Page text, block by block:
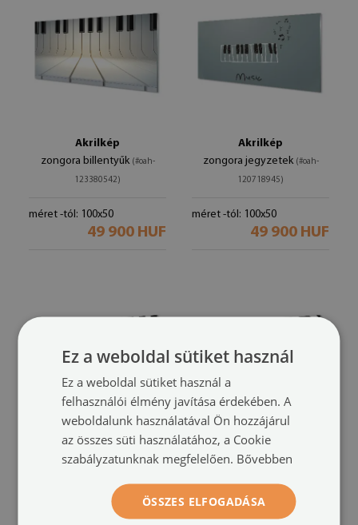
Akrilkép
zongora billentyűk (#oah-
123380542)
méret -tól: 100x50
49 900 HUF
Akrilkép
zongora jegyzetek (#oah-
120718945)
méret -tól: 100x50
49 900 HUF
Akrilkép
Geometriai zebra csíkos
Akrilkép
zebra csíkos(#oah-108704120)
méret -tól: 100x50
49 900 HUF
Ez a weboldal sütiket használ
Ez a weboldal sütiket használ a
felhasználói élmény javítása érdekében. A
weboldalunk használatával Ön hozzájárul
az összes süti használatához, a Cookie
szabályzatunknak megfelelően. Bővebben
ÖSSZES ELFOGADÁSA